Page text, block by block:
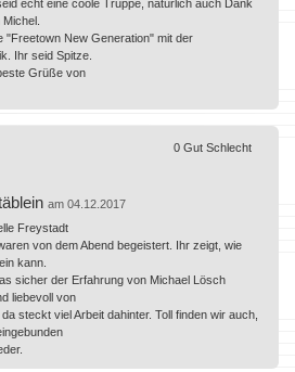
echt eine coole Truppe, natürlich auch Dank
"Freetown New Generation" mit der
Ihr seid Spitze.
Grüße von
am 04.12.2017
Freystadt
von dem Abend begeistert. Ihr zeigt, wie
kann.
sicher der Erfahrung von Michael Lösch
liebevoll von
steckt viel Arbeit dahinter. Toll finden wir auch,
0 Gut Schlecht